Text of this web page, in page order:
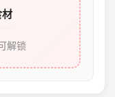
解锁